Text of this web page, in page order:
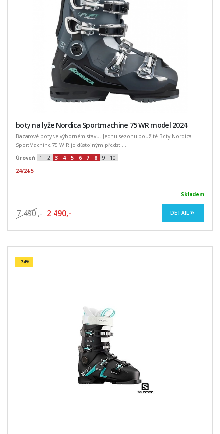
boty na lyže Nordica Sportmachine 75 WR model 2024
Bazarové boty ve výborném stavu. Jednu sezonu použité Boty Nordica
SportMachine 75 W R je důstojným předst ...
Úroveň
1 2 3 4 5 6 7 8 9
10
24/24,5
Skladem
7 490 ,- 2 490,- DETAIL
-74%